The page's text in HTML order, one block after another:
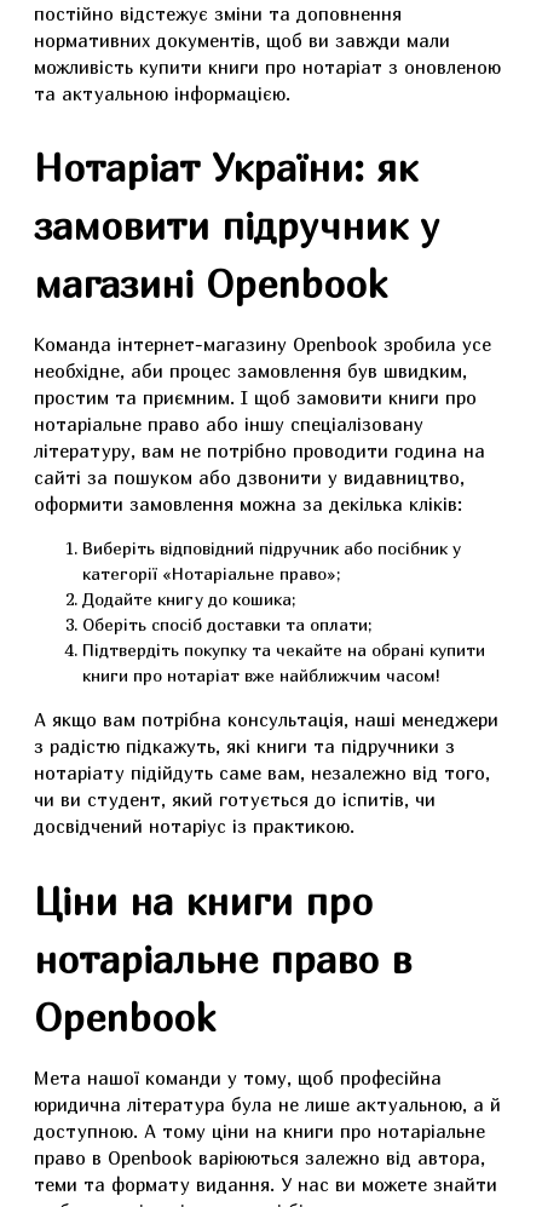
постійно відстежує зміни та доповнення
нормативних документів, щоб ви завжди мали
можливість купити книги про нотаріат з оновленою
та актуальною інформацією.
Нотаріат України: як
замовити підручник у
магазині Openbook
Команда інтернет-магазину Openbook зробила усе
необхідне, аби процес замовлення був швидким,
простим та приємним. І щоб замовити книги про
нотаріальне право або іншу спеціалізовану
літературу, вам не потрібно проводити година на
сайті за пошуком або дзвонити у видавництво,
оформити замовлення можна за декілька кліків:
Виберіть відповідний підручник або посібник у
категорії «Нотаріальне право»;
Додайте книгу до кошика;
Оберіть спосіб доставки та оплати;
Підтвердіть покупку та чекайте на обрані купити
книги про нотаріат вже найближчим часом!
А якщо вам потрібна консультація, наші менеджери
з радістю підкажуть, які книги та підручники з
нотаріату підійдуть саме вам, незалежно від того,
чи ви студент, який готується до іспитів, чи
досвідчений нотаріус із практикою.
Ціни на книги про
нотаріальне право в
Openbook
Мета нашої команди у тому, щоб професійна
юридична література була не лише актуальною, а й
доступною. А тому ціни на книги про нотаріальне
право в Openbook варіюються залежно від автора,
теми та формату видання. У нас ви можете знайти